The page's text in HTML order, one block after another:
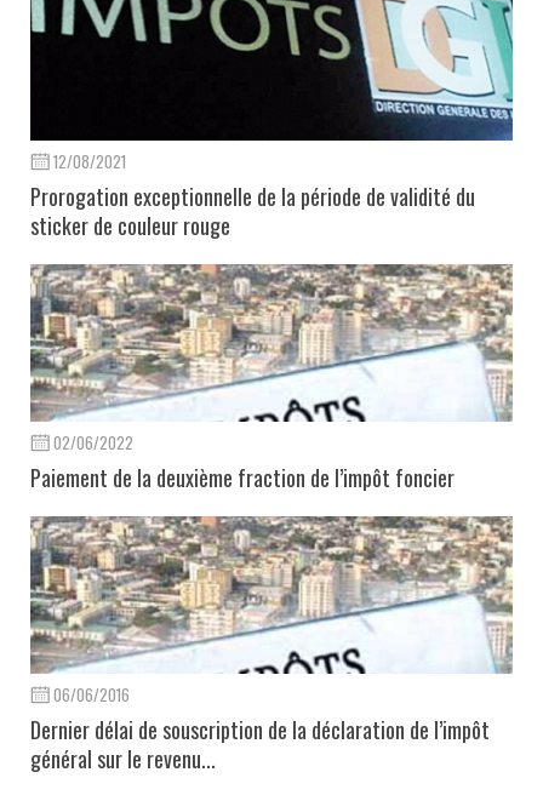
12/08/2021
Prorogation exceptionnelle de la période de validité du
sticker de couleur rouge
02/06/2022
Paiement de la deuxième fraction de l’impôt foncier
06/06/2016
Dernier délai de souscription de la déclaration de l’impôt
général sur le revenu...